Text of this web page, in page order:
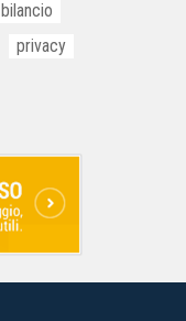
bilancio
privacy